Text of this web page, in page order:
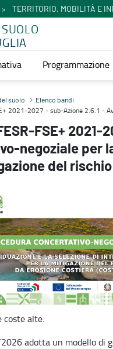
TERRITORIO, MOBILITÀ E
Programmazione
sub-Azione 2.6.1 -
suolo Elenco bandi
2021-2027 - sub-Azione 2.6.1 -
FSE+
negoziale per
del
coste alte.
2026 adotta un modello